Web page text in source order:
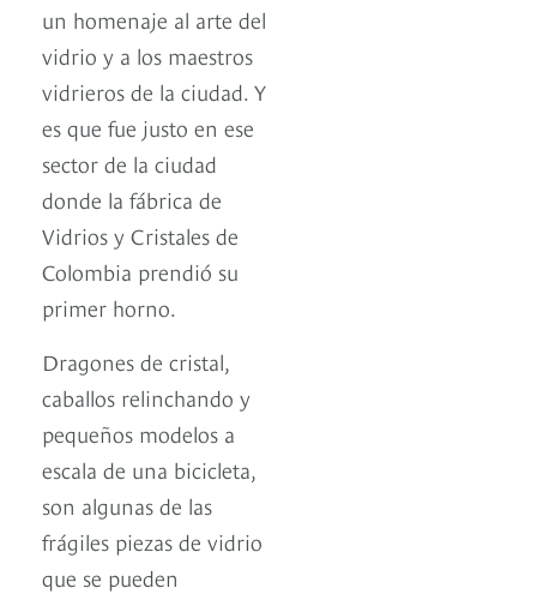
un homenaje al arte del
vidrio y a los maestros
vidrieros de la ciudad. Y
es que fue justo en ese
sector de la ciudad
donde la fábrica de
Vidrios y Cristales de
Colombia prendió su
primer horno.
Dragones de cristal,
caballos relinchando y
pequeños modelos a
escala de una bicicleta,
son algunas de las
frágiles piezas de vidrio
que se pueden